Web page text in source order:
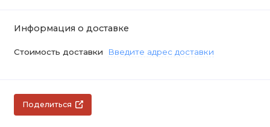
Информация о доставке
Стоимость доставки Введите адрес доставки
Поделиться